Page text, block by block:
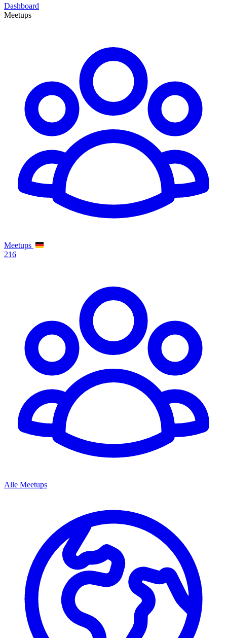
Dashboard
Meetups
Meetups
216
Alle Meetups